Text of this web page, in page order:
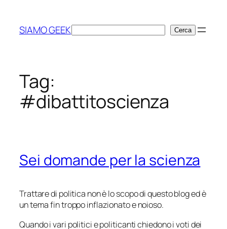
contenuto
SIAMO GEEKCerca Cerca
Tag:
#dibattitoscienza
Sei domande per la scienza
Trattare di politica non è lo scopo di questo blog ed è
un tema fin troppo inflazionato e noioso.
Quando i vari politici e politicanti chiedono i voti dei